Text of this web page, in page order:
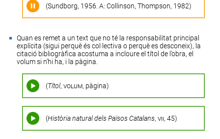
(Sundborg, 1956. A: Collinson, Thompson, 1982)
Quan es remet a un text que no té la responsabilitat principal
explícita (sigui perquè és col·lectiva o perquè es desconeix), la
citació bibliogràfica acostuma a incloure el títol de l’obra, el
volum si n’hi ha, i la pàgina.
(Títol, volum, pàgina)
(Història natural dels Països Catalans, vii, 45)